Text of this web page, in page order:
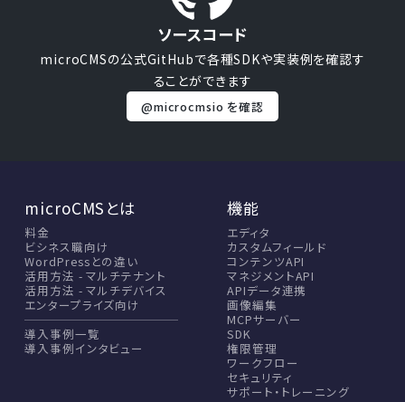
ソースコード
microCMSの公式GitHubで各種SDKや実装例を確認す
ることができます
@microcmsio を確認
microCMSとは
料金
ビシネス職向け
WordPressとの違い
活用方法 - マルチテナント
活用方法 - マルチデバイス
エンタープライズ向け
導入事例一覧
導入事例インタビュー
機能
エディタ
カスタムフィールド
コンテンツAPI
マネジメントAPI
APIデータ連携
画像編集
MCPサーバー
SDK
権限管理
ワークフロー
セキュリティ
サポート・トレーニング